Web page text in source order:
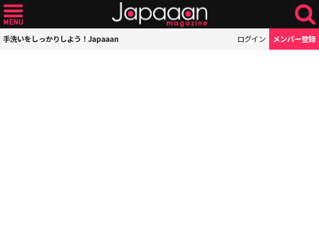
手洗いをしっかりしよう！Japaaan ログイン メンバー登録